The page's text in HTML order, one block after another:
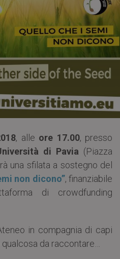
, alle ore 17.00, presso
di Pavia (Piazza
una sfilata a sostegno del
non dicono”, finanziabile
di crowdfunding
in compagnia di capi
da raccontare…